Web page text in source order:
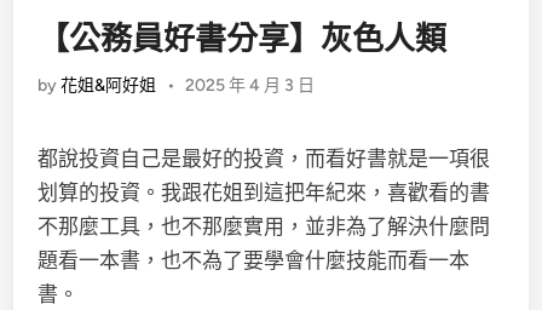
【公務員好書分享】灰色人類
by花姐&阿好姐 • 2025 年 4 月 3 日
都說投資自己是最好的投資，而看好書就是一項很
划算的投資。我跟花姐到這把年紀來，喜歡看的書
不那麼工具，也不那麼實用，並非為了解決什麼問
題看一本書，也不為了要學會什麼技能而看一本
書。